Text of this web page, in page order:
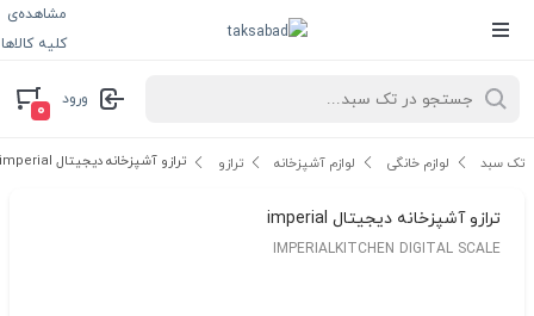
مشاهده‌ی
کلیه کالاها
ورود
۰
تک سبد لوازم خانگی لوازم آشپزخانه ترازو ترازو آشپزخانه دیجیتال imperial
ترازو آشپزخانه دیجیتال imperial
IMPERIALKITCHEN DIGITAL SCALE